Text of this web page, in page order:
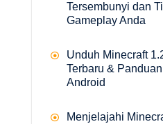
Tersembunyi dan
Gameplay Anda
Unduh Minecraft
Terbaru &
Android
Menjelajahi